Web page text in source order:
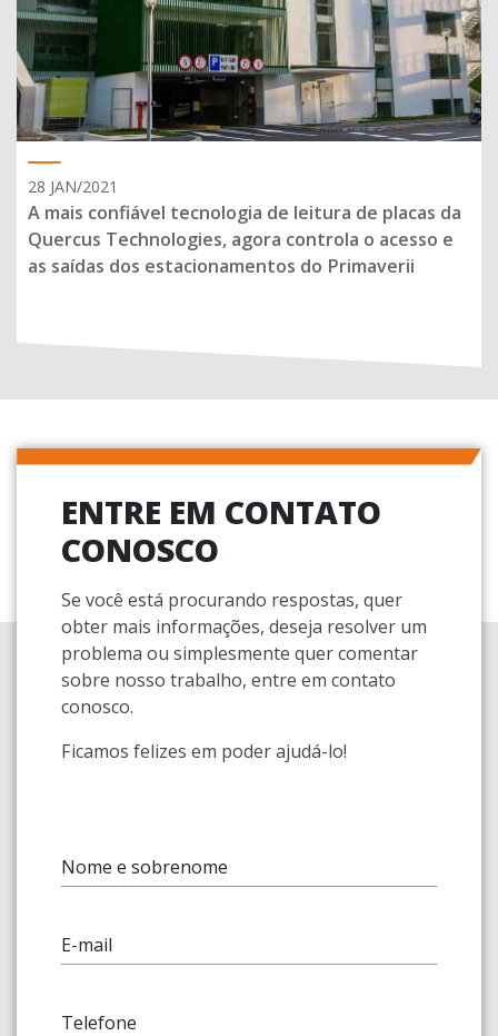
28 JAN/2021
A mais confiável tecnologia de leitura de placas da
Quercus Technologies, agora controla o acesso e
as saídas dos estacionamentos do Primaverii
ENTRE EM CONTATO
CONOSCO
Se você está procurando respostas, quer
obter mais informações, deseja resolver um
problema ou simplesmente quer comentar
sobre nosso trabalho, entre em contato
conosco.
Ficamos felizes em poder ajudá-lo!
Nome e sobrenome
E-mail
Telefone